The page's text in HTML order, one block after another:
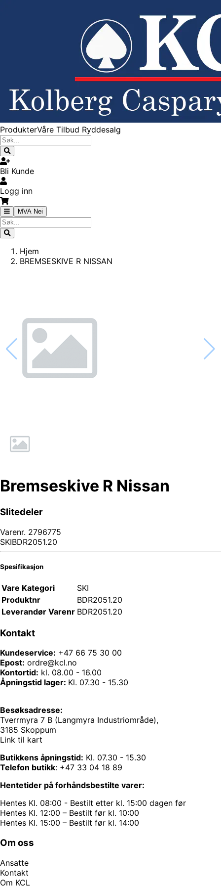
ProdukterVåre Tilbud Ryddesalg
Bli Kunde
Logg inn
MVA Nei
Hjem
BREMSESKIVE R NISSAN
Bremseskive R Nissan
Slitedeler
Varenr. 2796775
SKIBDR2051.20
Spesifikasjon
Vare Kategori
SKI
Produktnr
BDR2051.20
Leverandør Varenr BDR2051.20
Kontakt
Kundeservice: +47 66 75 30 00
Epost: ordre@kcl.no
Kontortid: kl. 08.00 - 16.00
Åpningstid lager: Kl. 07.30 - 15.30
Besøksadresse:
Tverrmyra 7 B (Langmyra Industriområde),
3185 Skoppum
Link til kart
Butikkens åpningstid: Kl. 07.30 - 15.30
Telefon butikk: +47 33 04 18 89
Hentetider på forhåndsbestilte varer:
Hentes Kl. 08:00 - Bestilt etter kl. 15:00 dagen før
Hentes Kl. 12:00 – Bestilt før kl. 10:00
Hentes Kl. 15:00 – Bestilt før kl. 14:00
Om oss
Ansatte
Kontakt
Om KCL